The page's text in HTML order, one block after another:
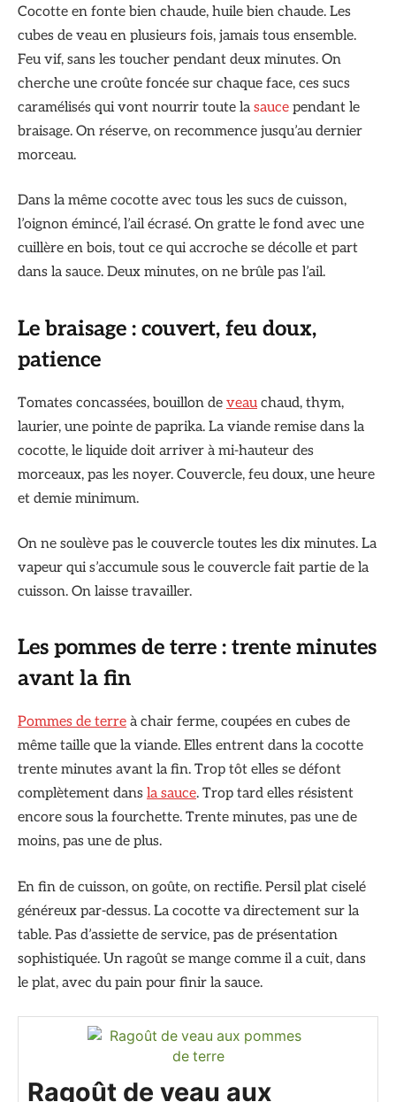
Cocotte en fonte bien chaude, huile bien chaude. Les
cubes de veau en plusieurs fois, jamais tous ensemble.
Feu vif, sans les toucher pendant deux minutes. On
cherche une croûte foncée sur chaque face, ces sucs
caramélisés qui vont nourrir toute la sauce pendant le
braisage. On réserve, on recommence jusqu’au dernier
morceau.
Dans la même cocotte avec tous les sucs de cuisson,
l’oignon émincé, l’ail écrasé. On gratte le fond avec une
cuillère en bois, tout ce qui accroche se décolle et part
dans la sauce. Deux minutes, on ne brûle pas l’ail.
Le braisage : couvert, feu doux,
patience
Tomates concassées, bouillon de veau chaud, thym,
laurier, une pointe de paprika. La viande remise dans la
cocotte, le liquide doit arriver à mi-hauteur des
morceaux, pas les noyer. Couvercle, feu doux, une heure
et demie minimum.
On ne soulève pas le couvercle toutes les dix minutes. La
vapeur qui s’accumule sous le couvercle fait partie de la
cuisson. On laisse travailler.
Les pommes de terre : trente minutes
avant la fin
Pommes de terre à chair ferme, coupées en cubes de
même taille que la viande. Elles entrent dans la cocotte
trente minutes avant la fin. Trop tôt elles se défont
complètement dans la sauce. Trop tard elles résistent
encore sous la fourchette. Trente minutes, pas une de
moins, pas une de plus.
En fin de cuisson, on goûte, on rectifie. Persil plat ciselé
généreux par-dessus. La cocotte va directement sur la
table. Pas d’assiette de service, pas de présentation
sophistiquée. Un ragoût se mange comme il a cuit, dans
le plat, avec du pain pour finir la sauce.
Ragoût de veau aux